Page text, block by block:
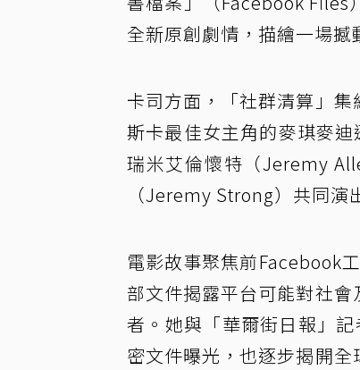
全新原創劇情，描繪一場撼
卡司方面，「社群清算」
斯卡最佳女主角的麥琪麥
瑞米艾倫懷特（Jeremy
（Jeremy Strong）共同演
電影故事聚焦前Facebook
部文件揭露平台可能對社
者。她與「華爾街日報」
密文件曝光，也逐步揭開